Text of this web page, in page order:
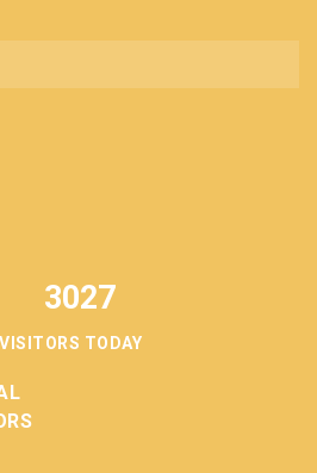
3027
VISITORS TODAY